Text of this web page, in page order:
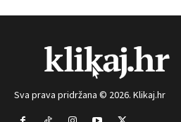
Sva prava pridržana © 2026. Klikaj.hr